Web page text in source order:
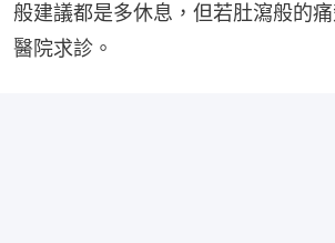
般建議都是多休息，但若肚瀉般的
醫院求診。